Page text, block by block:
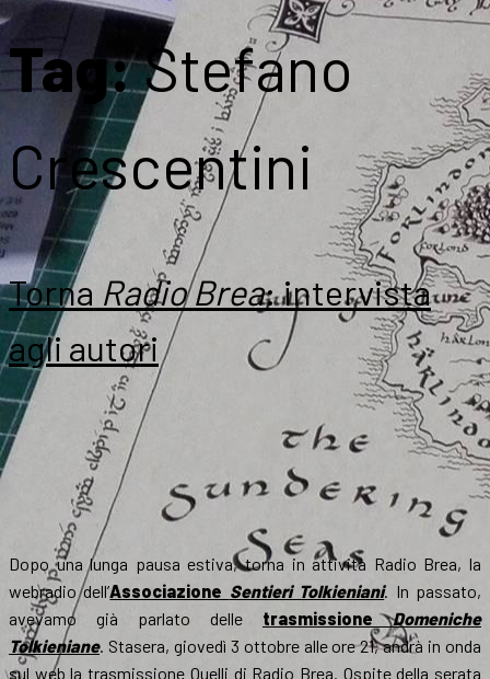
Tag:Stefano
Crescentini
Torna Radio Brea: intervista
agli autori
Dopo una lunga pausa estiva, torna in attività Radio Brea, la
webradio dell’Associazione Sentieri Tolkieniani. In passato,
avevamo già parlato delle trasmissioneDomeniche
Tolkieniane. Stasera, giovedì 3 ottobre alle ore 21, andrà in onda
sul web la trasmissione Quelli di Radio Brea. Ospite della serata